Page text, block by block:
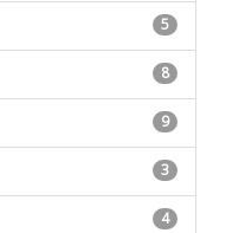
5
8
9
3
4